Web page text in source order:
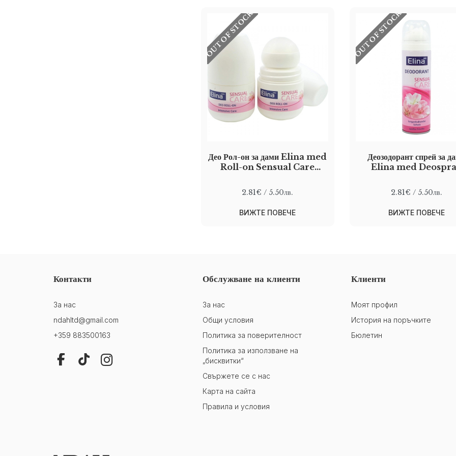
OUT OF STOCK
Део Рол-он за дами Elina med
Roll-on Sensual Care
2.81€ / 5.50лв.
ВИЖТЕ ПОВЕЧЕ
OUT OF STOCK
Деозодорант спрей за
Elina med
freshness 150 мл
2.81€ / 5.50лв.
ВИЖТЕ ПОВЕЧЕ
Контакти
За нас
ndahltd@gmail.com
+359 883500163
Обслужване на клиенти
За нас
Общи условия
Политика за поверителност
Политика за използване на
„бисквитки“
Свържете се с нас
Карта на сайта
Правила и условия
Клиенти
Моят профил
История на поръчките
Бюлетин